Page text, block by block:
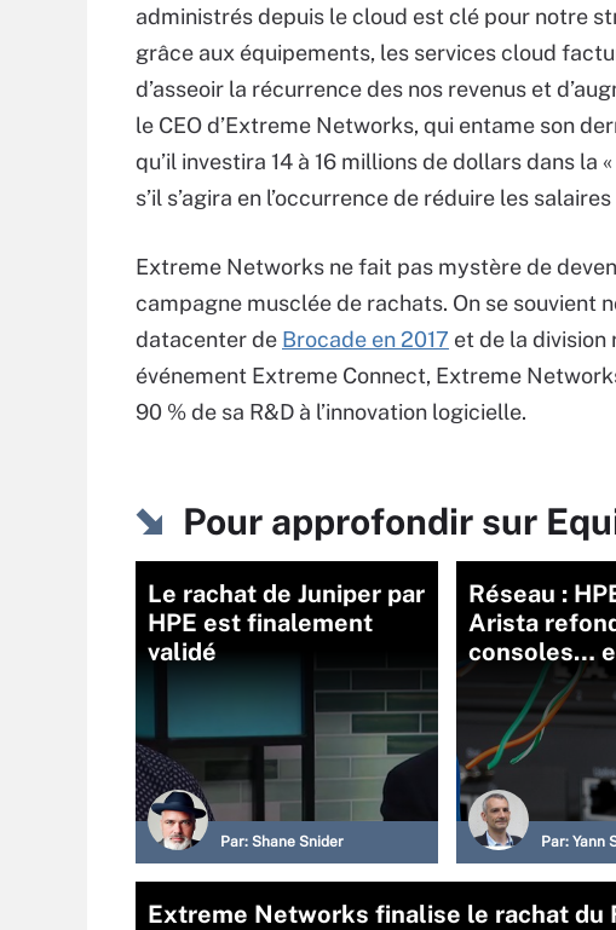
administrés depuis le cloud est clé pour notre
grâce aux équipements, les services cloud
d’asseoir la récurrence des nos revenus et
le CEO d’Extreme Networks, qui entame son
qu’il investira 14 à 16 millions de dollars dans
s’il s’agira en l’occurrence de réduire les
Extreme Networks ne fait pas mystère de
campagne musclée de rachats. On se souvient
datacenter de Brocade en 2017 et de la division
événement Extreme Connect, Extreme
90 % de sa R&D à l’innovation logicielle.
Pour approfondir sur
Le rachat de Juniper par
HPE est finalement
validé
Par: Shane Snider
Réseau :
Arista
consoles…
Par: Yann
Extreme Networks finalise le rachat du